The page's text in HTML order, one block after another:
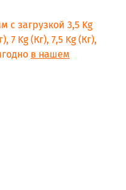
с загрузкой 3,5 Kg
7 Kg (Кг), 7,5 Kg (Кг),
в нашем